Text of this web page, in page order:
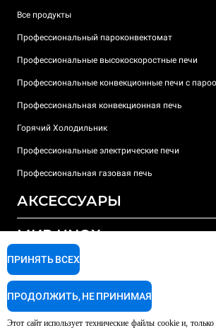
Все продукты
Профессиональный пароконвектомат
Профессиональные высокоскоростные печи
Профессиональные конвекционные печи с
Профессиональная конвекционная печь
Горячий Холодильник
Профессиональные электрические печи
Профессиональная газовая печь
АКСЕССУАРЫ
Моющие средства для автоматической мойки
Моющие средства для мойки вручную
Ионообменный фильтр
Система обратного осмоса
МИР UNOX
Наши офисы по всему миру
ПОДДЕРЖКА
Гарантия Unox
Найти дилеров
Этот сайт использует технические файлы cookie и,
ПРИНЯТЬ ВСЕХ
ПРОДОЛЖИТЬ, НЕ ПРИНИМАЯ